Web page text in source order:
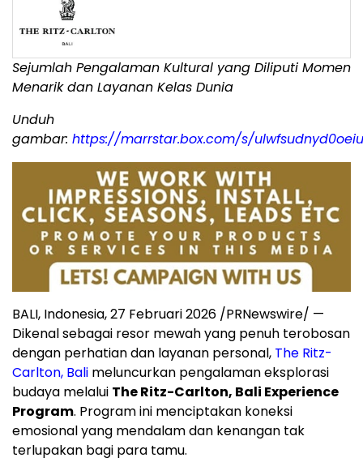
Sejumlah Pengalaman Kultural yang Diliputi Momen
Menarik dan Layanan Kelas Dunia
Unduh
gambar: https://marrstar.box.com/s/
BALI, Indonesia, 27 Februari 2026 /PRNewswire/ —
Dikenal sebagai resor mewah yang penuh terobosan
dengan perhatian dan layanan personal, The Ritz-
Carlton, Bali meluncurkan pengalaman eksplorasi
budaya melalui The Ritz-Carlton, Bali Experience
Program. Program ini menciptakan koneksi
emosional yang mendalam dan kenangan tak
terlupakan bagi para tamu.